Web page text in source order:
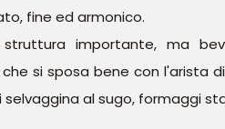
fine ed armonico.
importante, ma
si sposa bene con l'arista
selvaggina al sugo, formaggi